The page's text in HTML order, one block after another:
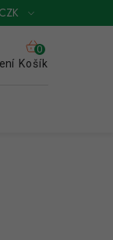
Zásady používání cookies
CZK
NÁKUPNÍ
KOŠÍK
Košík
a hračky